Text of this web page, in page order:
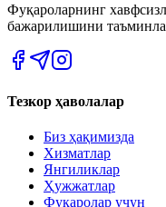
Фуқароларнинг
бажарилишини
Тезкор ҳаволалар
Биз ҳақимизда
Хизматлар
Янгиликлар
Ҳужжатлар
Фуқаролар учун